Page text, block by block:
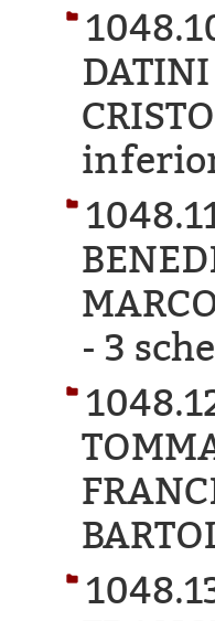
DATINI
- 3